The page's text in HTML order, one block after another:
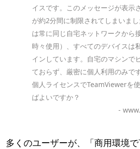
イスです。このメッセージが表示
が約2分間に制限されてしまいま
は常に同じ自宅ネットワークから
時々使用）、すべてのデバイスは
インしています。自宅のマシンで
ておらず、厳密に個人利用のみで
個人ライセンスでTeamViewerを
ばよいですか？
-
多くのユーザーが、「商用環境で